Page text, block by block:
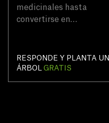
medicinales hasta
convertirse en
refrescos han vivido un
recorrido fascinante!
RESPONDE Y PLANTA UN
ÁRBOL GRATIS